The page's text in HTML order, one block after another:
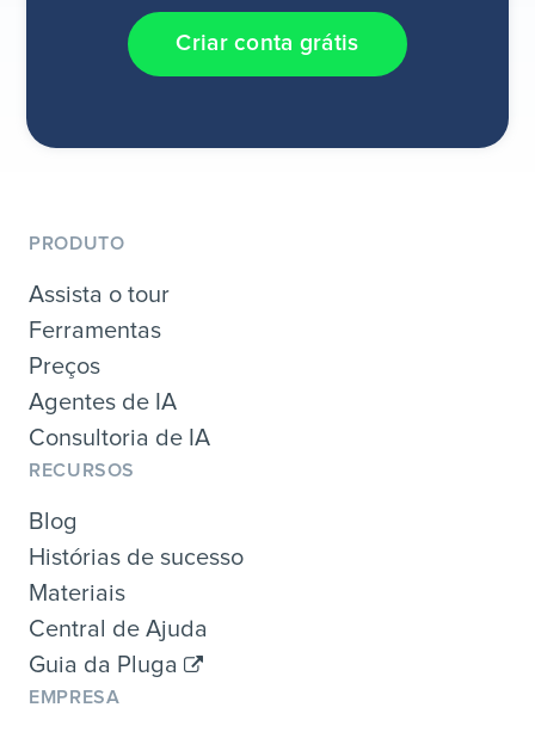
Criar conta grátis
PRODUTO
Assista o tour
Ferramentas
Preços
Agentes de IA
Consultoria de IA
RECURSOS
Blog
Histórias de sucesso
Materiais
Central de Ajuda
Guia da Pluga
EMPRESA